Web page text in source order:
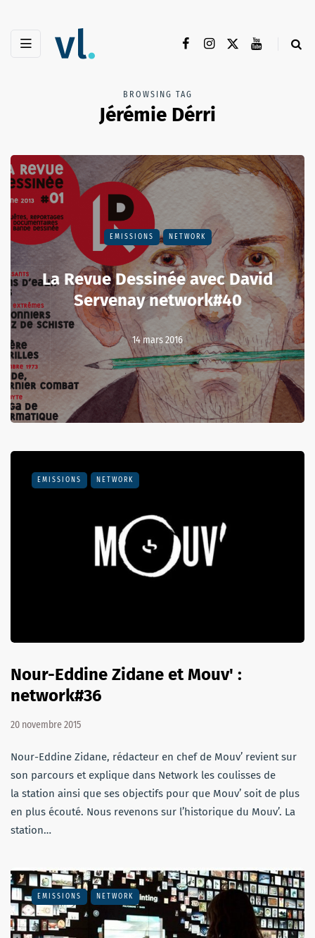
BROWSING TAG
Jérémie Dérri
EMISSIONS NETWORK
La Revue Dessinée avec David
Servenay network#40
14 mars 2016
EMISSIONS NETWORK
Nour-Eddine Zidane et Mouv' :
network#36
20 novembre 2015
Nour-Eddine Zidane, rédacteur en chef de Mouv’ revient sur
son parcours et explique dans Network les coulisses de
la station ainsi que ses objectifs pour que Mouv’ soit de plus
en plus écouté. Nous revenons sur l’historique du Mouv’. La
station…
EMISSIONS NETWORK